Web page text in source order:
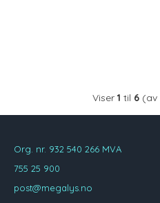
Viser 1 til 6(av
Org. nr. 932 540 266 MVA
755 25 900
post@megalys.no